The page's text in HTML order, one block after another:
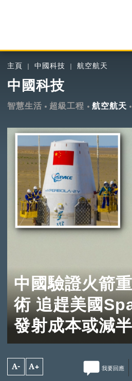
主頁 中國科技 航空航天
中國科技
智慧生活 超級工程 航空航天
中國驗證火箭
術 追趕美國
發射成本或減半
A- A+ 我要回應